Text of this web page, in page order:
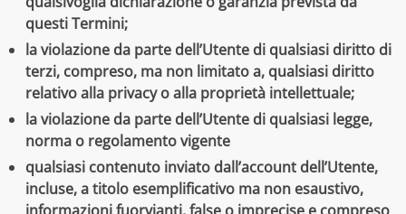
questi Termini;
la violazione da parte dell’Utente di qualsiasi diritto di
terzi, compreso, ma non limitato a, qualsiasi diritto
relativo alla privacy o alla proprietà intellettuale;
la violazione da parte dell’Utente di qualsiasi legge,
norma o regolamento vigente
qualsiasi contenuto inviato dall’account dell’Utente,
incluse, a titolo esemplificativo ma non esaustivo,